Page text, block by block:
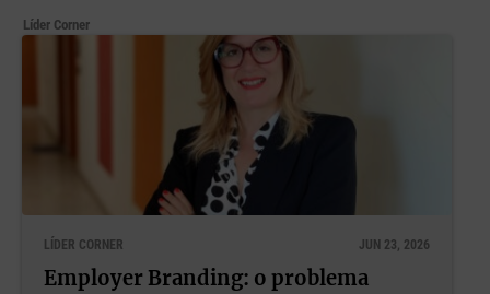
Líder Corner
LÍDER CORNER JUN 23, 2026
Employer Branding: o problema